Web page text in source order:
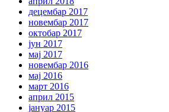
децембар 2017
новембар 2017
октобар 2017
јун 2017
мај 2017
новембар 2016
мај 2016
март 2016
април 2015
јануар 2015